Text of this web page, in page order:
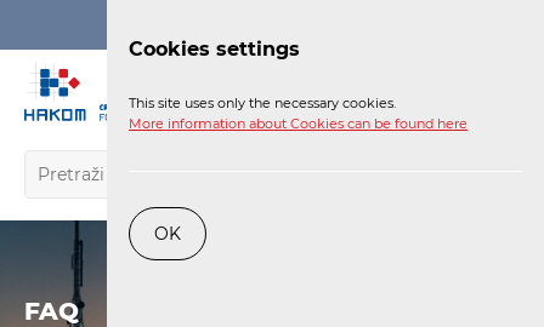
FAQ
Cookies settings
This site uses only the necessary cookies.
More information about Cookies can be found here
OK